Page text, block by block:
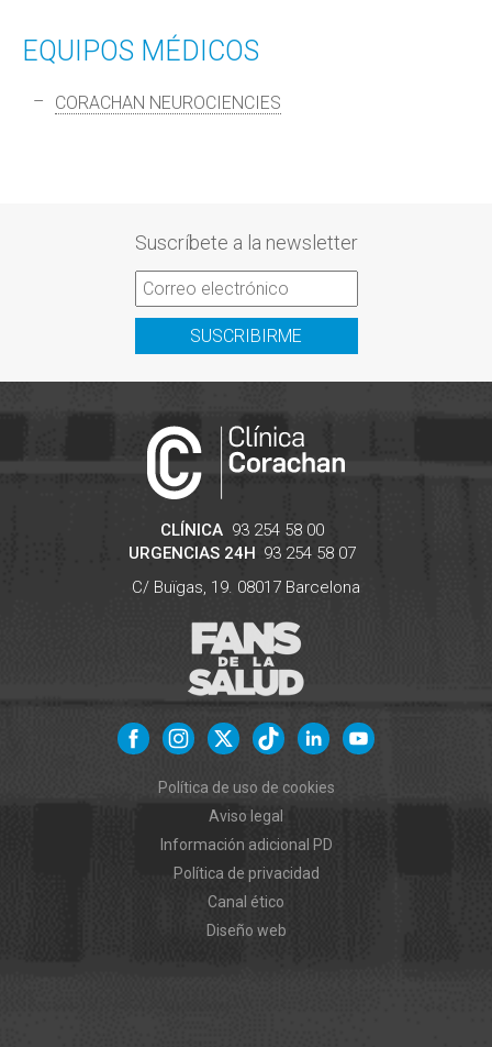
EQUIPOS MÉDICOS
CORACHAN NEUROCIENCIES
Suscríbete a la newsletter
SUSCRIBIRME
CLÍNICA 93 254 58 00
URGENCIAS 24H 93 254 58 07
C/ Buïgas, 19. 08017 Barcelona
Política de uso de cookies
Aviso legal
Información adicional PD
Política de privacidad
Canal ético
Diseño web